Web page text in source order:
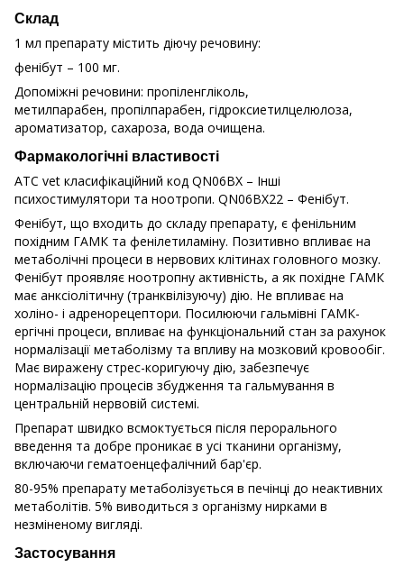
Склад
1 мл препарату містить діючу речовину:
фенібут – 100 мг.
Допоміжні речовини: пропіленгліколь,
метилпарабен, пропілпарабен, гідроксиетилцелюлоза,
ароматизатор, сахароза, вода очищена.
Фармакологічні властивості
АТС vet класифікаційний код QN06BX – Інші
психостимулятори та ноотропи. QN06BX22 – Фенібут.
Фенібут, що входить до складу препарату, є фенільним
похідним ГАМК та фенілетиламіну. Позитивно впливає на
метаболічні процеси в нервових клітинах головного мозку.
Фенібут проявляє ноотропну активність, а як похідне ГАМК
має анксіолітичну (транквілізуючу) дію. Не впливає на
холіно- і адренорецептори. Посилюючи гальмівні ГАМК-
ергічні процеси, впливає на функціональний стан за рахунок
нормалізації метаболізму та впливу на мозковий кровообіг.
Має виражену стрес-коригуючу дію, забезпечує
нормалізацію процесів збудження та гальмування в
центральній нервовій системі.
Препарат швидко всмоктується після перорального
введення та добре проникає в усі тканини організму,
включаючи гематоенцефалічний бар'єр.
80-95% препарату метаболізується в печінці до неактивних
метаболітів. 5% виводиться з організму нирками в
незміненому вигляді.
Застосування